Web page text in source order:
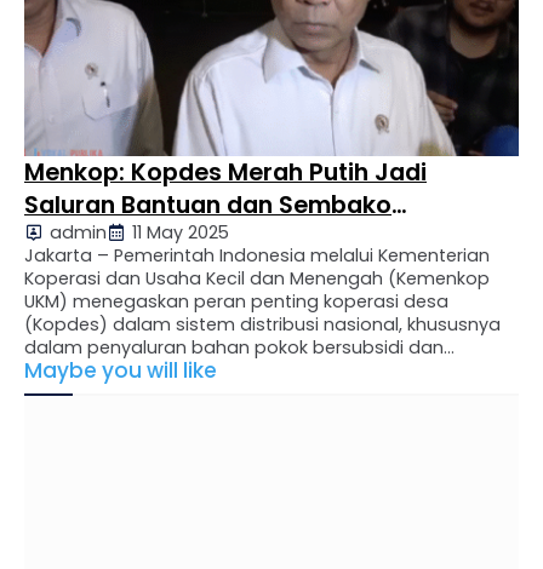
Menkop: Kopdes Merah Putih Jadi
Saluran Bantuan dan Sembako
Bersubsidi
admin
11 May 2025
Jakarta – Pemerintah Indonesia melalui Kementerian
Koperasi dan Usaha Kecil dan Menengah (Kemenkop
UKM) menegaskan peran penting koperasi desa
(Kopdes) dalam sistem distribusi nasional, khususnya
dalam penyaluran bahan pokok bersubsidi dan
bantuan sosial kepada masyarakat. Menteri Koperasi
dan UKM, Budi Arie Setiadi, menyatakan bahwa program
Maybe you will like